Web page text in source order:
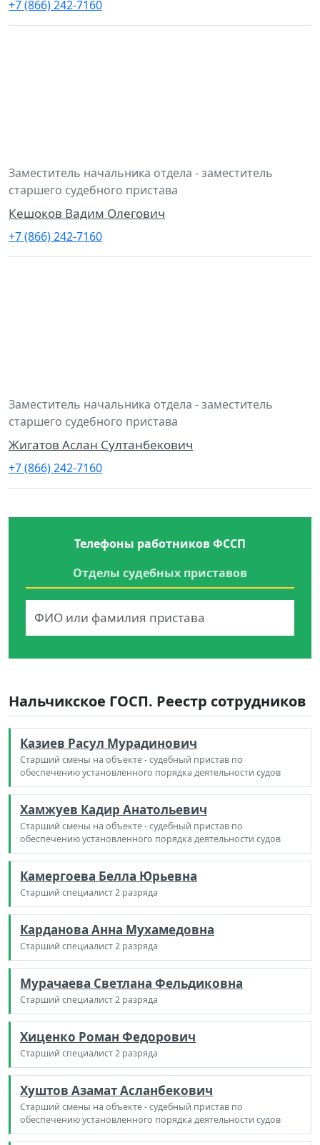
+7 (866) 242-7160
Заместитель начальника отдела - заместитель
старшего судебного пристава
Кешоков Вадим Олегович
+7 (866) 242-7160
Заместитель начальника отдела - заместитель
старшего судебного пристава
Жигатов Аслан Султанбекович
+7 (866) 242-7160
Телефоны работников ФССП
Отделы судебных приставов
Нальчикское ГОСП. Реестр сотрудников
Казиев Расул Мурадинович
Старший смены на объекте - судебный пристав по
обеспечению установленного порядка деятельности судов
Хамжуев Кадир Анатольевич
Старший смены на объекте - судебный пристав по
обеспечению установленного порядка деятельности судов
Камергоева Белла Юрьевна
Старший специалист 2 разряда
Карданова Анна Мухамедовна
Старший специалист 2 разряда
Мурачаева Светлана Фельдиковна
Старший специалист 2 разряда
Хиценко Роман Федорович
Старший специалист 2 разряда
Хуштов Азамат Асланбекович
Старший смены на объекте - судебный пристав по
обеспечению установленного порядка деятельности судов